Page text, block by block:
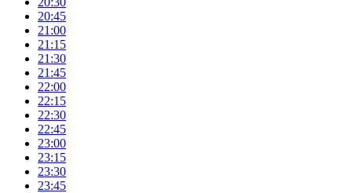
20:45
21:00
21:15
21:30
21:45
22:00
22:15
22:30
22:45
23:00
23:15
23:30
23:45